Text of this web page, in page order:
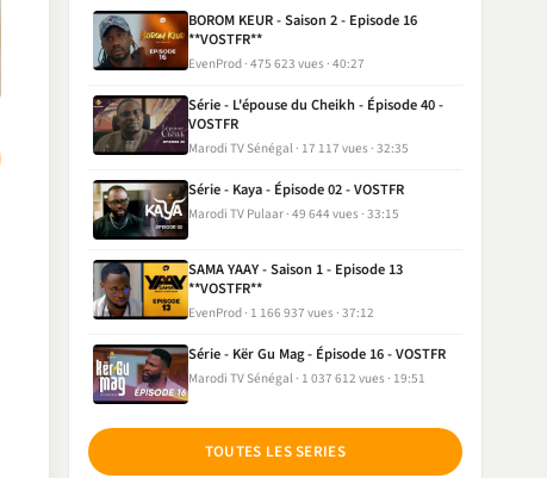
BOROM KEUR - Saison 2 - Episode 16
**VOSTFR**
EvenProd 475 623 vues 40:27
Série - L'épouse du Cheikh - Épisode 40 -
VOSTFR
Marodi TV Sénégal 17 117 vues 32:35
Série - Kaya - Épisode 02 - VOSTFR
Marodi TV Pulaar 49 644 vues 33:15
SAMA YAAY - Saison 1 - Episode 13
**VOSTFR**
EvenProd 1 166 937 vues 37:12
Série - Kër Gu Mag - Épisode 16 - VOSTFR
Marodi TV Sénégal 1 037 612 vues 19:51
TOUTES LES SERIES